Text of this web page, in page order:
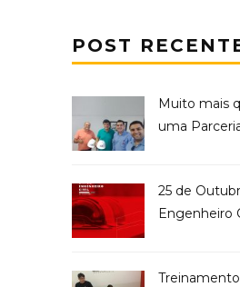
POST
Muito mais
uma
25 de
Engenheiro
Treinamento